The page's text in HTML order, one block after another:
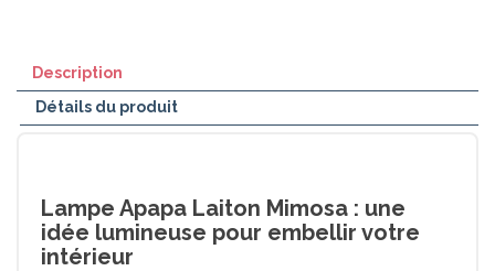
Description
Détails du produit
Lampe Apapa Laiton Mimosa : une
idée lumineuse pour embellir votre
intérieur